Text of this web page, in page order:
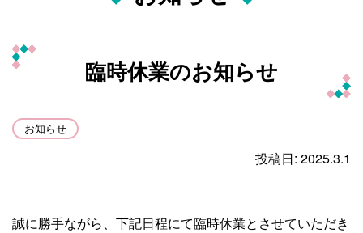
臨時休業のお知らせ
お知らせ
投稿日: 2025.3.1
誠に勝手ながら、下記日程にて臨時休業とさせていただき
町田市 K様より
町田市 K様より